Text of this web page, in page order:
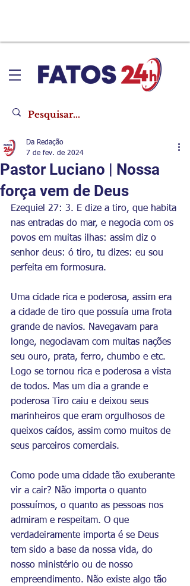
Pastor Luciano | Nossa
força vem de Deus
Da Redação
7 de fev. de 2024
Ezequiel 27: 3. E dize a tiro, que habita
nas entradas do mar, e negocia com os
povos em muitas ilhas: assim diz o
senhor deus: ó tiro, tu dizes: eu sou
perfeita em formosura.
Uma cidade rica e poderosa, assim era
a cidade de tiro que possuía uma frota
grande de navios. Navegavam para
longe, negociavam com muitas nações
seu ouro, prata, ferro, chumbo e etc.
Logo se tornou rica e poderosa a vista
de todos. Mas um dia a grande e
poderosa Tiro caiu e deixou seus
marinheiros que eram orgulhosos de
queixos caídos, assim como muitos de
seus parceiros comerciais.
Como pode uma cidade tão exuberante
vir a cair? Não importa o quanto
possuímos, o quanto as pessoas nos
admiram e respeitam. O que
verdadeiramente importa é se Deus
tem sido a base da nossa vida, do
nosso ministério ou de nosso
empreendimento. Não existe algo tão